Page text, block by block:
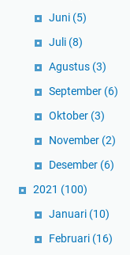
Juni (5)
Juli (8)
Agustus (3)
September (6)
Oktober (3)
November (2)
Desember (6)
2021 (100)
Januari (10)
Februari (16)